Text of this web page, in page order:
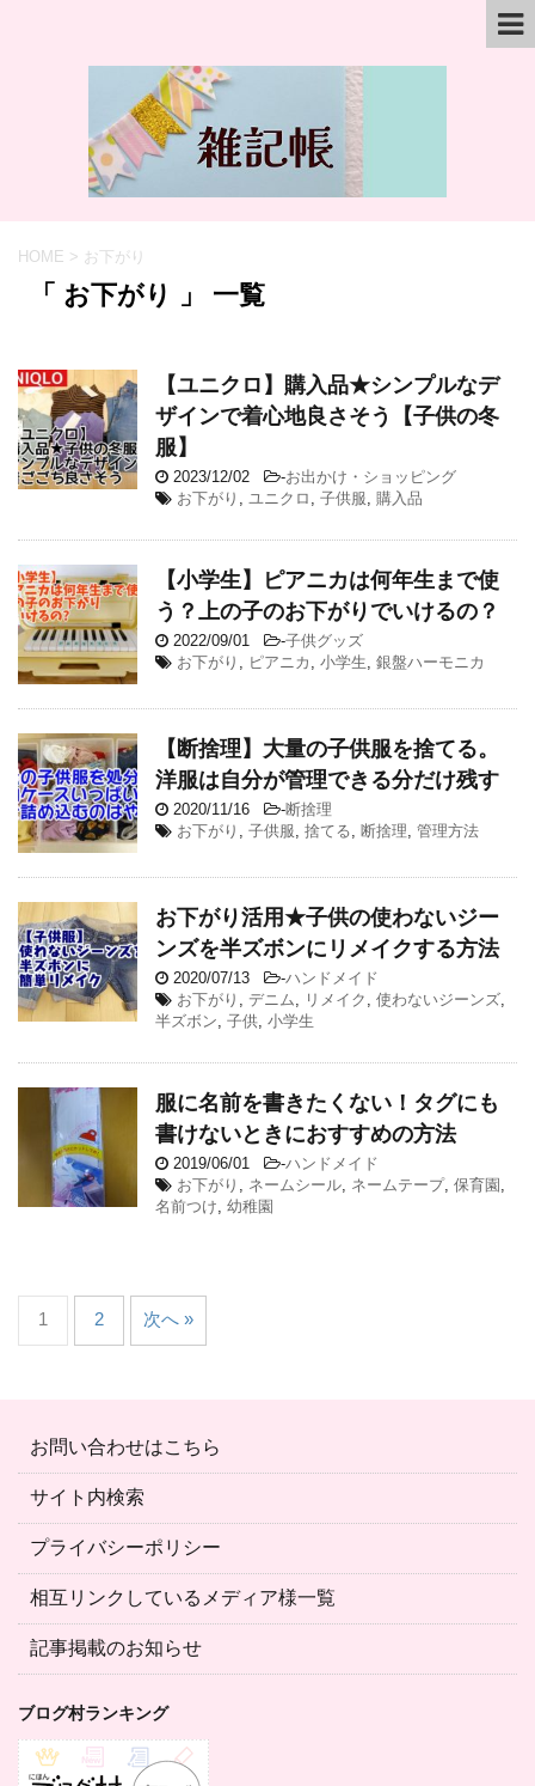
HOME > お下がり
「 お下がり 」 一覧
【ユニクロ】購入品★シンプルなデ
ザインで着心地良さそう【子供の冬
服】
2023/12/02 -お出かけ・ショッピング
お下がり , ユニクロ , 子供服, 購入品
【小学生】ピアニカは何年生まで使
う？上の子のお下がりでいけるの？
2022/09/01 -子供グッズ
お下がり , ピアニカ , 小学生, 銀盤ハーモニカ
【断捨理】大量の子供服を捨てる。
洋服は自分が管理できる分だけ残す
2020/11/16 -断捨理
お下がり , 子供服, 捨てる, 断捨理, 管理方法
お下がり活用★子供の使わないジー
ンズを半ズボンにリメイクする方法
2020/07/13 -ハンドメイド
お下がり , デニム, リメイク , 使わないジーンズ,
半ズボン, 子供, 小学生
服に名前を書きたくない！タグにも
書けないときにおすすめの方法
2019/06/01 -ハンドメイド
お下がり , ネームシール, ネームテープ, 保育園 ,
名前つけ, 幼稚園
1 2 次へ »
お問い合わせはこちら
サイト内検索
プライバシーポリシー
相互リンクしているメディア様一覧
記事掲載のお知らせ
ブログ村ランキング